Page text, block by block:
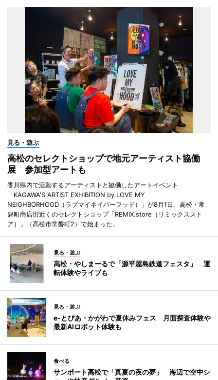
見る・遊ぶ
高松のセレクトショップで地元アーティスト協働
展 参加型アートも
香川県内で活動するアーティストと協働したアートイベント
「KAGAWA'S ARTIST EXHIBITION by LOVE MY
NEIGHBORHOOD（ラブマイネイバーフッド）」が8月1日、高松・常
磐町商店街近くのセレクトショップ「REMIX.store（リミックススト
ア）」（高松市常磐町2）で始まった。
見る・遊ぶ
高松・やしまーるで「源平屋島鉄道フェスタ」 運
転体験やライブも
見る・遊ぶ
e-とぴあ・かがわで夏休みフェス 月面探査体験や
最新AIロボット体験も
食べる
サンポート高松で「真夏の夜の夢」 海辺で空中シ